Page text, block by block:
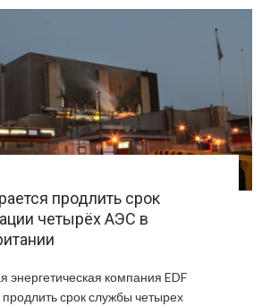
продлить срок
четырёх АЭС в
энергетическая компания EDF
срок службы четырех